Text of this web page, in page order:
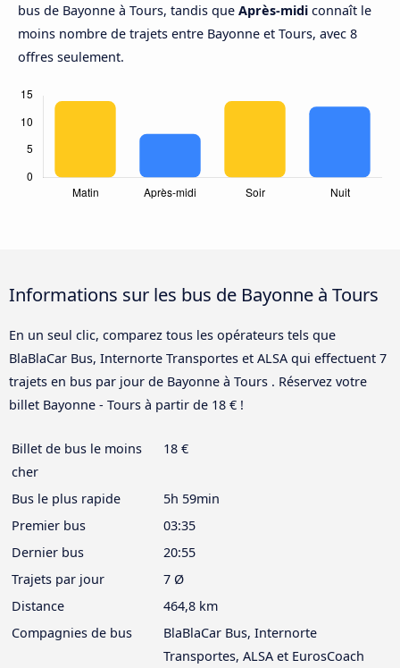
bus de Bayonne à Tours, tandis que Après-midi connaît le
moins nombre de trajets entre Bayonne et Tours, avec 8
offres seulement.
Informations sur les bus de Bayonne à Tours
En un seul clic, comparez tous les opérateurs tels que
BlaBlaCar Bus, Internorte Transportes et ALSA qui effectuent 7
trajets en bus par jour de Bayonne à Tours . Réservez votre
billet Bayonne - Tours à partir de 18 € !
Billet de bus le moins
cher
18 €
Bus le plus rapide
5h 59min
Premier bus
03:35
Dernier bus
20:55
Trajets par jour
7 Ø
Distance
464,8 km
Compagnies de bus
BlaBlaCar Bus, Internorte
Transportes, ALSA et EurosCoach